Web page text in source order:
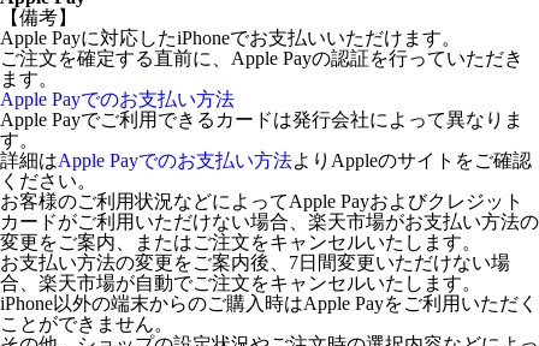
【備考】
Apple Payに対応したiPhoneでお支払いいただけます。
ご注文を確定する直前に、Apple Payの認証を行っていただき
ます。
Apple Payでのお支払い方法
Apple Payでご利用できるカードは発行会社によって異なりま
す。
詳細はApple Payでのお支払い方法よりAppleのサイトをご確認
ください。
お客様のご利用状況などによってApple Payおよびクレジット
カードがご利用いただけない場合、楽天市場がお支払い方法の
変更をご案内、またはご注文をキャンセルいたします。
お支払い方法の変更をご案内後、7日間変更いただけない場
合、楽天市場が自動でご注文をキャンセルいたします。
iPhone以外の端末からのご購入時はApple Payをご利用いただく
ことができません。